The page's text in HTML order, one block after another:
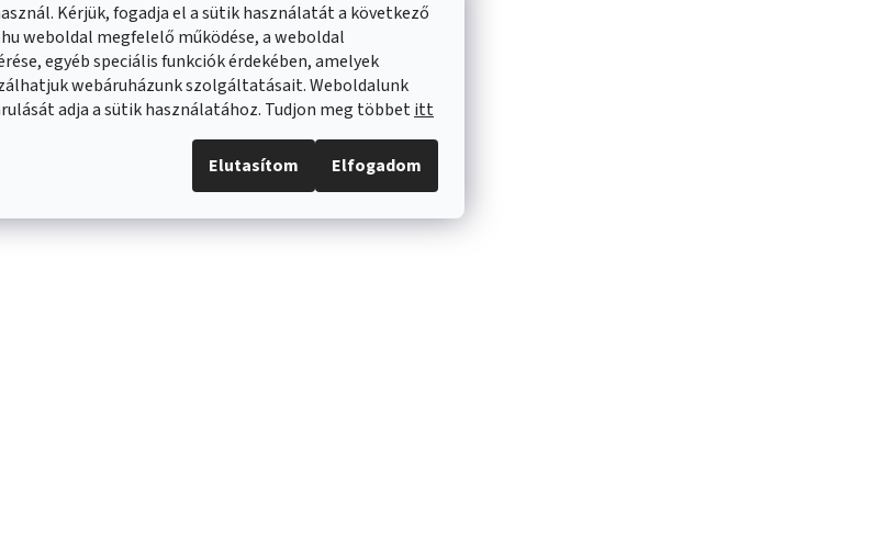
Kérjük, fogadja el a sütik használatát a következő
weboldal megfelelő működése, a weboldal
egyéb speciális funkciók érdekében, amelyek
webáruházunk szolgáltatásait. Weboldalunk
adja a sütik használatához. Tudjon meg többetitt
Elutasítom Elfogadom